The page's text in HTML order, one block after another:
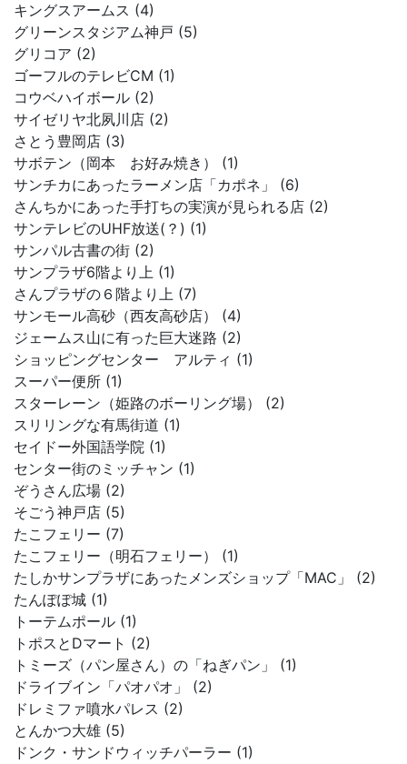
キングスアームス (4)
グリーンスタジアム神戸 (5)
グリコア (2)
ゴーフルのテレビCM (1)
コウベハイボール (2)
サイゼリヤ北夙川店 (2)
さとう豊岡店 (3)
サボテン（岡本 お好み焼き） (1)
サンチカにあったラーメン店「カポネ」 (6)
さんちかにあった手打ちの実演が見られる店 (2)
サンテレビのUHF放送(？) (1)
サンパル古書の街 (2)
サンプラザ6階より上 (1)
さんプラザの６階より上 (7)
サンモール高砂（西友高砂店） (4)
ジェームス山に有った巨大迷路 (2)
ショッピングセンター アルティ (1)
スーパー便所 (1)
スターレーン（姫路のボーリング場） (2)
スリリングな有馬街道 (1)
セイドー外国語学院 (1)
センター街のミッチャン (1)
ぞうさん広場 (2)
そごう神戸店 (5)
たこフェリー (7)
たこフェリー（明石フェリー） (1)
たしかサンプラザにあったメンズショップ「MAC」 (2)
たんぽぽ城 (1)
トーテムポール (1)
トポスとDマート (2)
トミーズ（パン屋さん）の「ねぎパン」 (1)
ドライブイン「パオパオ」 (2)
ドレミファ噴水パレス (2)
とんかつ大雄 (5)
ドンク・サンドウィッチパーラー (1)